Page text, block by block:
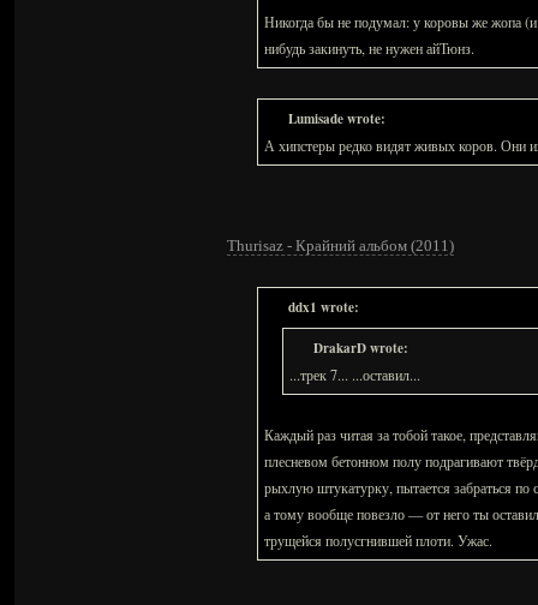
Никогда бы не подумал: у коровы же жопа (и
нибудь закинуть, не нужен айТюнз.
Lumisade wrote:
А хипстеры редко видят живых коров. Они
Thurisaz - Крайний альбом (2011)
ddx1 wrote:
DrakarD wrote:
...трек 7... ...оставил...
Каждый раз читая за тобой такое,
плесневом бетонном полу подрагивают
рыхлую штукатурку, пытается забраться
а тому вообще повезло — от него ты
трущейся полусгнившей плоти. Ужас.